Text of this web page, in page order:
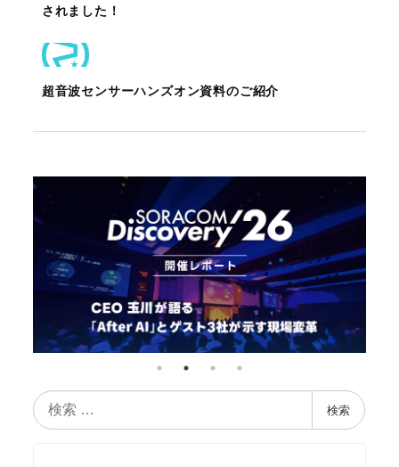
されました！
超音波センサーハンズオン資料のご紹介
検
索
検索